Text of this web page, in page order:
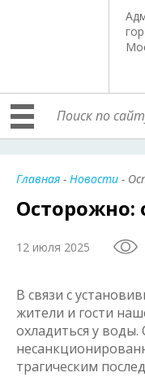
Главная - Новости -
Осторожно:
12 июля 2025
В связи с
жители и гости
охладиться у
трагическим